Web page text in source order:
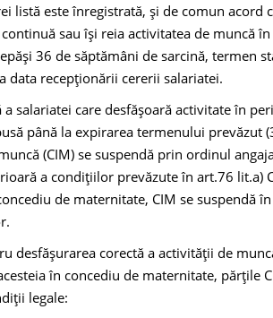
listă este înregistrată, şi de comun acord
sau își reia activitatea de muncă
36 de săptămâni de sarcină, ter­men
data recepționării cererii salariatei.
a salariatei care desfășoară activitate în
până la expirarea termenului prevăzut
(CIM) se sus­pendă prin ordinul
a condițiilor prevăzute în art.76 lit.a)
de maternitate, CIM se suspendă
desfășurarea corectă a activității de
în concediu de maternitate, părţile
legale: